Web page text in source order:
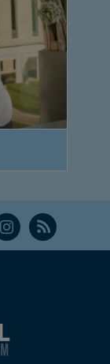
R